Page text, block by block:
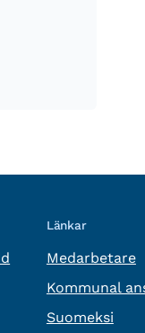
Länkar
Medarbetare
Kommunal
Suomeksi